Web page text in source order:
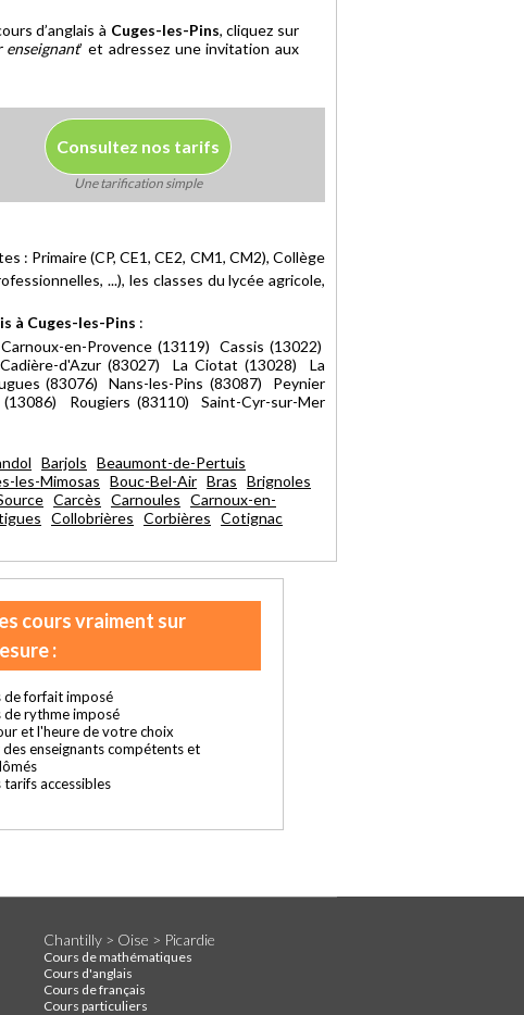
d’anglais à Cuges-les-Pins, cliquez sur
enseignant’ et adressez une invitation aux
Consultez nos tarifs
Une tarification simple
: Primaire (CP, CE1, CE2, CM1, CM2), Collège
...), les classes du lycée agricole,
à Cuges-les-Pins :
en-Provence (13119) Cassis (13022)
d'Azur (83027) La Ciotat (13028) La
(83076) Nans-les-Pins (83087) Peynier
Rougiers (83110) Saint-Cyr-sur-Mer
Barjols Beaumont-de-Pertuis
les-Mimosas Bouc-Bel-Air Bras Brignoles
Carcès Carnoules Carnoux-en-
Collobrières Corbières Cotignac
cours vraiment sur
:
de forfait imposé
de rythme imposé
et l'heure de votre choix
enseignants compétents et
tarifs accessibles
Chantilly > Oise > Picardie
Cours de mathématiques
Cours d'anglais
Cours de français
Cours particuliers